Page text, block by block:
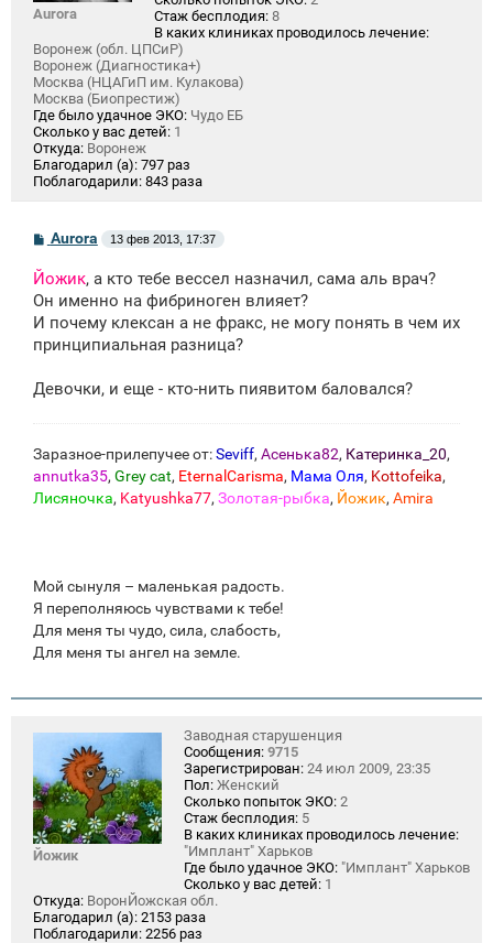
Aurora
Стаж бесплодия: 8
В каких клиниках проводилось лечение:
Воронеж (обл. ЦПСиР)
Воронеж (Диагностика+)
Москва (НЦАГиП им. Кулакова)
Москва (Биопрестиж)
Где было удачное ЭКО: Чудо ЕБ
Сколько у вас детей: 1
Откуда: Воронеж
Благодарил (а): 797 раз
Поблагодарили: 843 раза
С
б
щ
н
и
Aurora 13 фев 2013, 17:37
Йожик, а кто тебе вессел назначил, сама аль врач?
Он именно на фибриноген влияет?
И почему клексан а не фракс, не могу понять в чем их
принципиальная разница?
Девочки, и еще - кто-нить пиявитом баловался?
Заразное-прилепучее от:Seviff, Асенька82, Катеринка_20,
annutka35, Grey cat, EternalCarisma, Мама Оля, Kottofeika,
Лисяночка, Katyushka77, Золотая-рыбка, Йожик, Amira
Мой сынуля – маленькая радость.
Я переполняюсь чувствами к тебе!
Для меня ты чудо, сила, слабость,
Для меня ты ангел на земле.
Йожик
Заводная старушенция
Сообщения: 9715
Зарегистрирован: 24 июл 2009, 23:35
Пол: Женский
Сколько попыток ЭКО: 2
Стаж бесплодия: 5
В каких клиниках проводилось лечение:
"Имплант" Харьков
Где было удачное ЭКО: "Имплант" Харьков
Сколько у вас детей: 1
Откуда: ВоронЙожская обл.
Благодарил (а): 2153 раза
Поблагодарили: 2256 раз